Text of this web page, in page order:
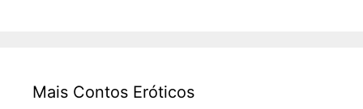
Mais Contos Eróticos